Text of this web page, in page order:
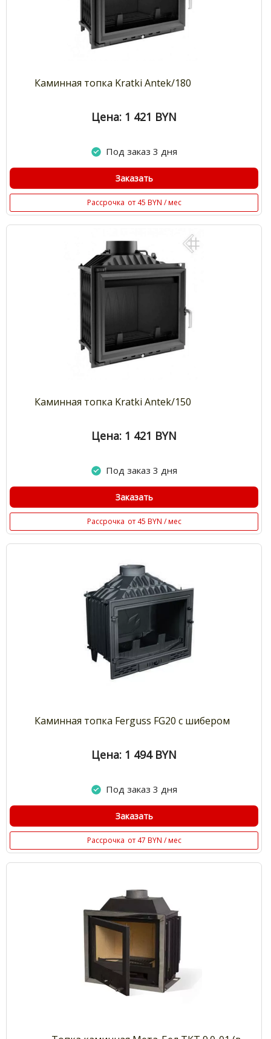
Каминная топка Kratki Antek/180
Цена: 1 421 BYN
Под заказ 3 дня
Заказать
Рассрочка от 45 BYN / мес
Каминная топка Kratki Antek/150
Цена: 1 421 BYN
Под заказ 3 дня
Заказать
Рассрочка от 45 BYN / мес
Каминная топка Ferguss FG20 с шибером
Цена: 1 494 BYN
Под заказ 3 дня
Заказать
Рассрочка от 47 BYN / мес